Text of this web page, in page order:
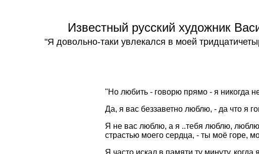
Известный русский художник
"Я довольно-таки увлекался в моей
"Но любить - говорю прямо - я никогда
Да, я вас беззаветно люблю, - да что я
Я не вас люблю, а я ..тебя люблю,
страстью моего сердца, - ты моё горе,
Я часто искал в памяти ту минуту,